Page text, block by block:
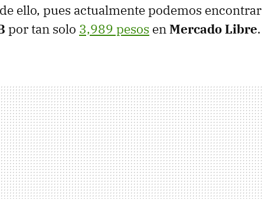
ello, pues actualmente podemos encontrar
por tan solo 3,989 pesos enMercado Libre.